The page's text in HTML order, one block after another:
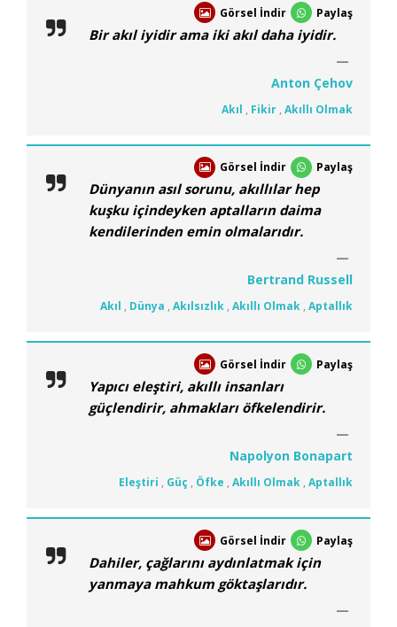
Görsel İndir Paylaş
Bir akıl iyidir ama iki akıl daha iyidir.
Anton Çehov
Akıl , Fikir , Akıllı Olmak
Görsel İndir Paylaş
Dünyanın asıl sorunu, akıllılar hep
kuşku içindeyken aptalların daima
kendilerinden emin olmalarıdır.
Bertrand Russell
Akıl , Dünya , Akılsızlık , Akıllı Olmak , Aptallık
Görsel İndir Paylaş
Yapıcı eleştiri, akıllı insanları
güçlendirir, ahmakları öfkelendirir.
Napolyon Bonapart
Eleştiri , Güç , Öfke , Akıllı Olmak , Aptallık
Görsel İndir Paylaş
Dahiler, çağlarını aydınlatmak için
yanmaya mahkum göktaşlarıdır.